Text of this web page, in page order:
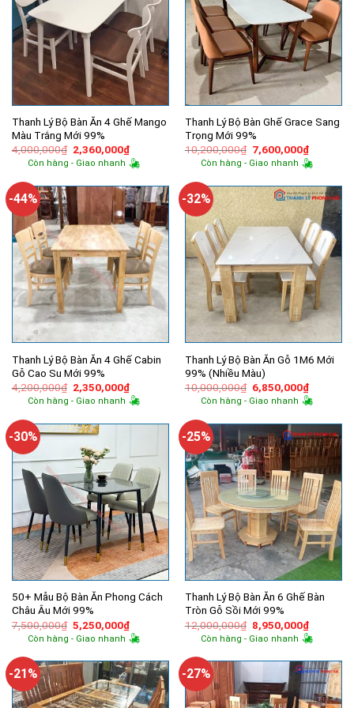
Thanh Lý Bộ Bàn Ăn 4 Ghế Mango
Màu Trắng Mới 99%
4,000,000₫ Giá
gốc
là:
2,360,000₫Giá
hiện
tại
2,360,000₫.
Còn hàng - Giao nhanh
Thanh Lý Bộ Bàn Ghế Grace Sang
Trọng Mới 99%
10,200,000₫ Giá
gốc
là:
7,600,000₫Giá
hiện
tại
Còn hàng - Giao nhanh
-44%
Thanh Lý Bộ Bàn Ăn 4 Ghế Cabin
Gỗ Cao Su Mới 99%
4,200,000₫ Giá
gốc
là:
2,350,000₫Giá
hiện
tại
2,350,000₫.
Còn hàng - Giao nhanh
-32%
Thanh Lý Bộ Bàn Ăn Gỗ 1M6 Mới
99% (Nhiều Màu)
10,000,000₫ Giá
gốc
là:
6,850,000₫Giá
hiện
tại
Còn hàng - Giao nhanh
-30%
50+ Mẫu Bộ Bàn Ăn Phong Cách
Châu Âu Mới 99%
7,500,000₫ Giá
gốc
là:
5,250,000₫Giá
hiện
tại
5,250,000₫.
Còn hàng - Giao nhanh
-25%
Thanh Lý Bộ Bàn Ăn 6 Ghế Bàn
Tròn Gỗ Sồi Mới 99%
12,000,000₫ Giá
gốc
là:
8,950,000₫Giá
hiện
tại
Còn hàng - Giao nhanh
-21% -27%